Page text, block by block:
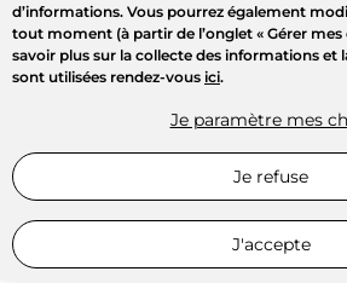
d’informations. Vous pourrez également
tout moment (à partir de l’onglet « Gérer mes
savoir plus sur la collecte des informations et
sont utilisées rendez-vous ici.
Je paramètre mes
Je refuse
J'accepte